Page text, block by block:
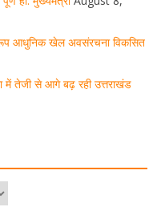
परियोजना
से संबंधित सभी विभाग एक
आधुनिक खेल अवसंरचना विकसित
में तेजी से आगे बढ़ रही उत्तराखंड